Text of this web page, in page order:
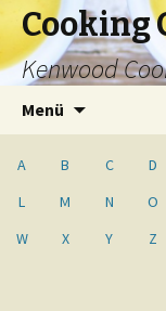
Cooking
Kenwood
Menü
A B C D
L
M N O
W
X Y Z